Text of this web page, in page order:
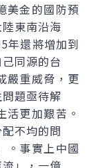
金的國防預
東南沿海
還將增加到
同源的台
重威脅，更
題亟待解
更加艱苦。
不均的問
事實上中國